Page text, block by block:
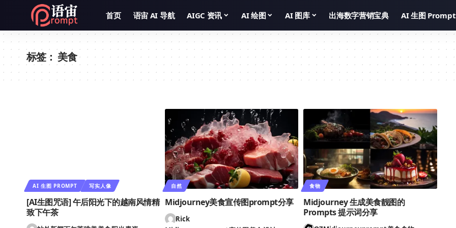
首页 语宙 AI 导航 AIGC 资讯 AI 绘图 AI 图库 出海数字营销宝典 AI 生图 Prompt
标签：美食
AI 生图 PROMPT 写实人像
[AI生图咒语] 午后阳光下的越南风情精
致下午茶
自然
Midjourney美食宣传图prompt分享
Rick
食物
Midjourney 生成美食靓图的
Prompts 提示词分享